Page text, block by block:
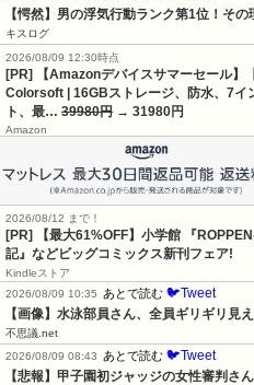
【愕然】男の浮気行動ランク第1位！その
キスログ
2026/08/09 12:30時点
[PR] 【Amazonデバイスサマーセール】
Colorsoft | 16GBストレージ、防水、7イ
ト、最… 39980円 → 31980円
Amazon
2026/08/12 まで！
[PR] 【最大61%OFF】小学館 『
記』などビッグコミックス新刊フェア!
Kindleストア
2026/08/09 10:35
あとで読む 🐦Tweet
【画像】水泳部員さん、全員ギリギリ見
不思議.net
2026/08/09 08:43
あとで読む 🐦Tweet
【悲報】甲子園初ジャッジの女性審判さ